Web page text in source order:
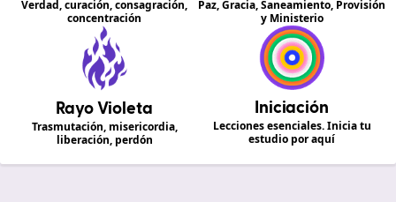
Verdad, curación, consagración,
concentración
Paz, Gracia, Saneamiento, Provisión
y Ministerio
Rayo Violeta
Trasmutación, misericordia,
liberación, perdón
Iniciación
Lecciones esenciales. Inicia tu
estudio por aquí